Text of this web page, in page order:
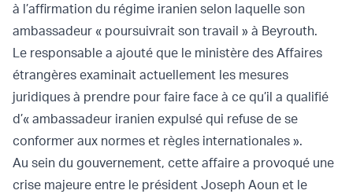
à l’affirmation du régime iranien selon laquelle son
ambassadeur « poursuivrait son travail » à Beyrouth.
Le responsable a ajouté que le ministère des Affaires
étrangères examinait actuellement les mesures
juridiques à prendre pour faire face à ce qu’il a qualifié
d’« ambassadeur iranien expulsé qui refuse de se
conformer aux normes et règles internationales ».
Au sein du gouvernement, cette affaire a provoqué une
crise majeure entre le président Joseph Aoun et le